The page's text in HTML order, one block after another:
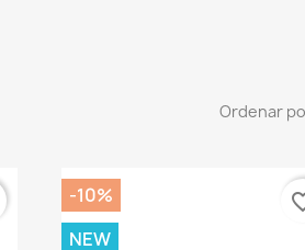
Ordenar
-10%
NEW